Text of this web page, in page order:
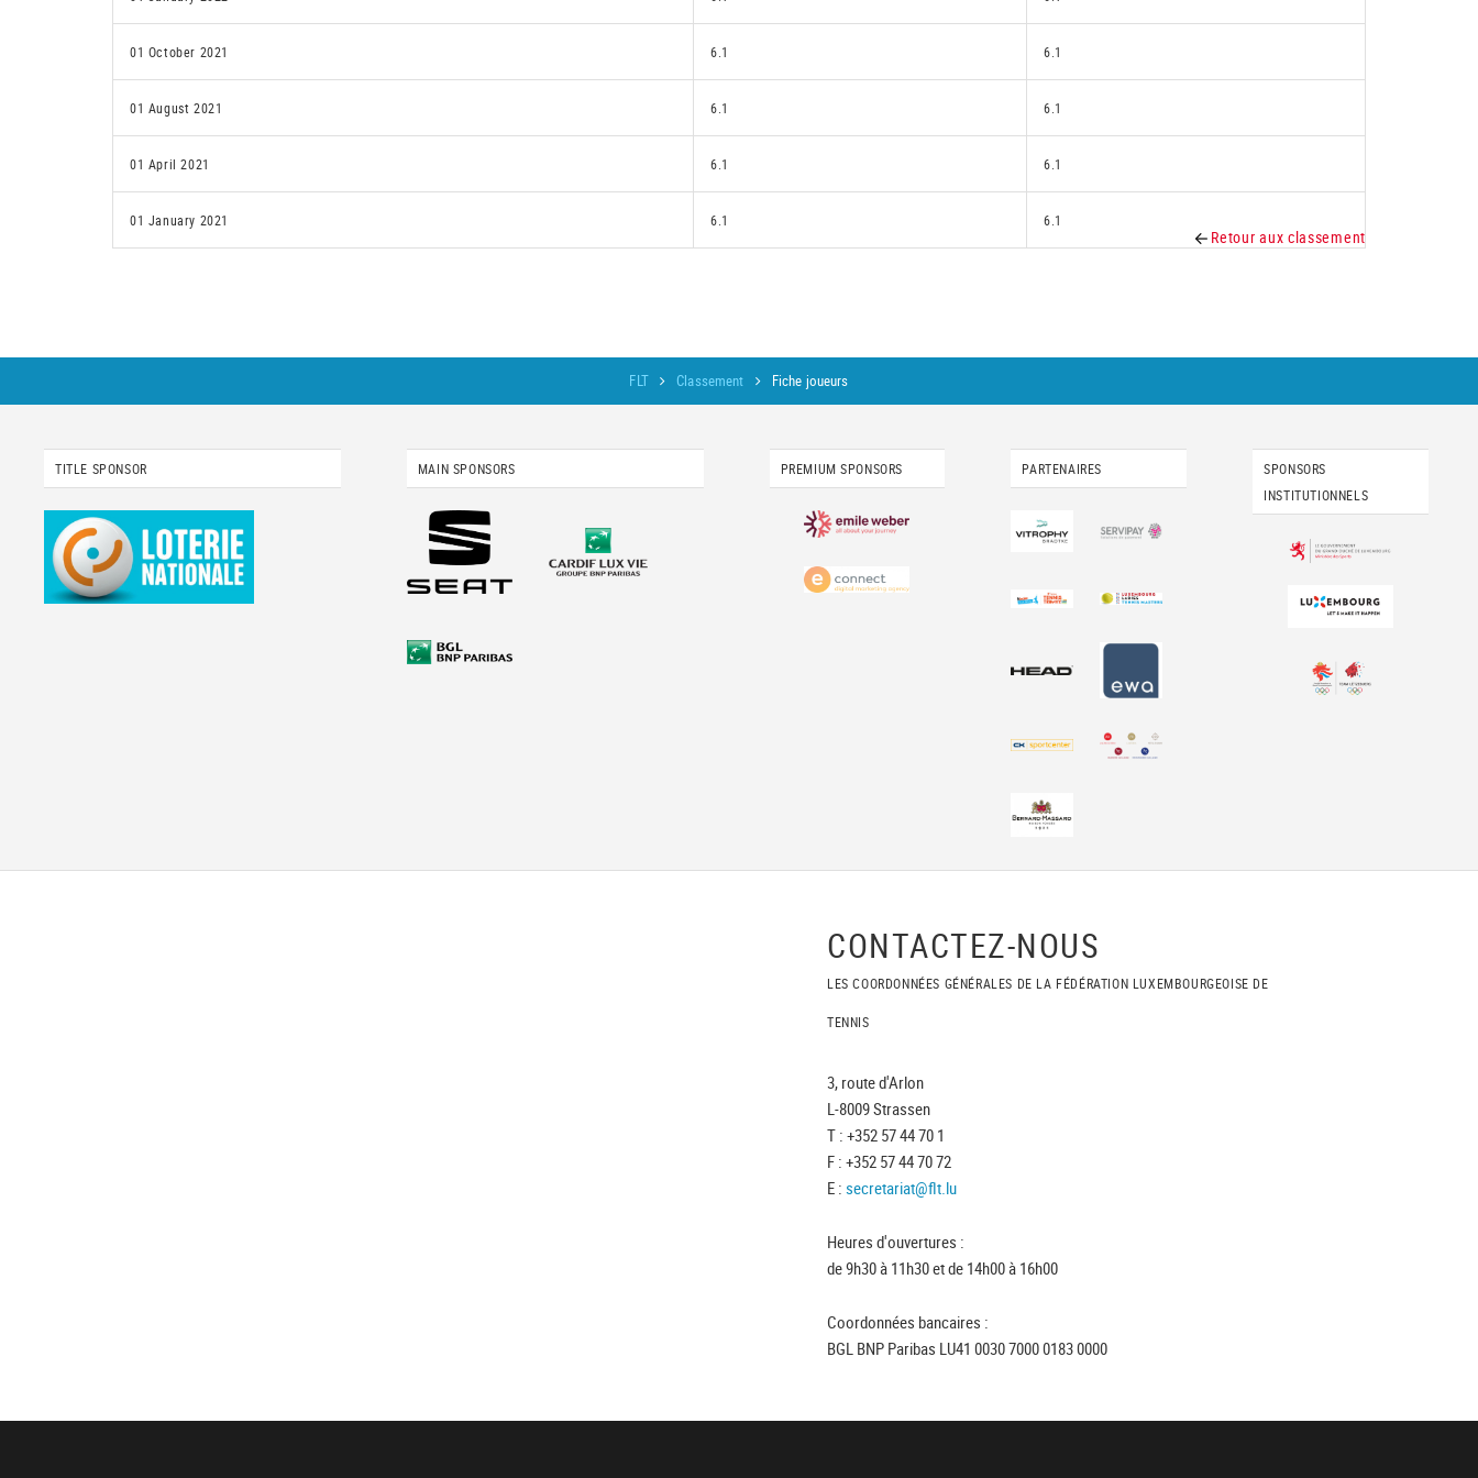
01 October 2021 6.1 6.1
01 August 2021 6.1 6.1
01 April 2021 6.1 6.1
01 January 2021 6.1 6.1
Retour aux classement
FLT Classement Fiche joueurs
TITLE SPONSOR MAIN SPONSORS PREMIUM SPONSORS PARTENAIRES
SPONSORS
INSTITUTIONNELS
CONTACTEZ-NOUS
LES COORDONNÉES GÉNÉRALES DE LA FÉDÉRATION LUXEMBOURGEOISE DE
TENNIS
3, route d'Arlon
L-8009 Strassen
T : +352 57 44 70 1
F : +352 57 44 70 72
E : secretariat@flt.lu
Heures d'ouvertures :
de 9h30 à 11h30 et de 14h00 à 16h00
Coordonnées bancaires :
BGL BNP Paribas LU41 0030 7000 0183 0000